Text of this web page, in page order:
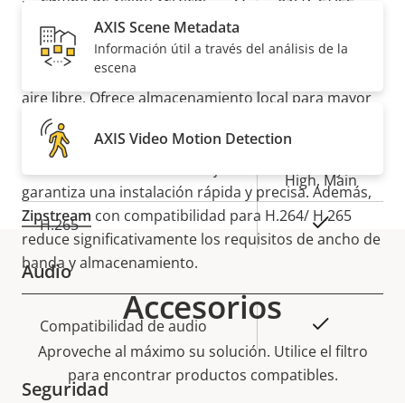
instalar. Incluido un protector contra la intemperie
con clasificaciónIP66/IP67 opcional, esta cámara de
alto rendimiento es ideal para montaje en pared al
aire libre. Ofrece almacenamiento local para mayor
capacidad de almacenamiento y fiabilidad. Y, gracias
a las capacidades de zoom y enfoque remotos,
garantiza una instalación rápida y precisa. Además,
Zipstream con compatibilidad para H.264/ H.265
reduce significativamente los requisitos de ancho de
banda y almacenamiento.
Compresión
de
propiedad
la
High, Main
H.265 Sí
Audio
Descripción
de
propiedad
Valor de
la
propiedad
Compatibilidad de audio
Seguridad
AXIS Scene Metadata
Información útil a través del análisis de la
escena
AXIS Video Motion Detection
Accesorios
Aproveche al máximo su solución. Utilice el filtro
para encontrar productos compatibles.